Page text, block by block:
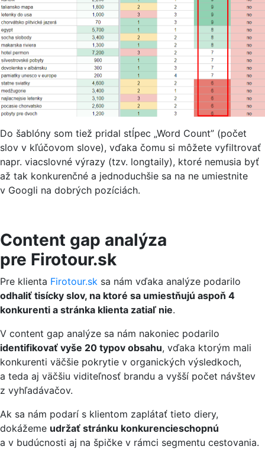
Do šablóny som tiež pridal stĺpec „Word Count” (počet
slov v kľúčovom slove), vďaka čomu si môžete vyfiltrovať
napr. viacslovné výrazy (tzv. longtaily), ktoré nemusia byť
až tak konkurenčné a jednoduchšie sa na ne umiestnite
v Googli na dobrých pozíciách.
Content gap analýza
pre Firotour.sk
Pre klienta Firotour.sk sa nám vďaka analýze podarilo
odhaliť tisícky slov, na ktoré sa umiestňujú aspoň 4
konkurenti a stránka klienta zatiaľ nie.
V content gap analýze sa nám nakoniec podarilo
identifikovať vyše 20 typov obsahu, vďaka ktorým mali
konkurenti väčšie pokrytie v organických výsledkoch,
a teda aj väčšiu viditeľnosť brandu a vyšší počet návštev
z vyhľadávačov.
Ak sa nám podarí s klientom zaplátať tieto diery,
dokážeme udržať stránku konkurencieschopnú
a v budúcnosti aj na špičke v rámci segmentu cestovania.